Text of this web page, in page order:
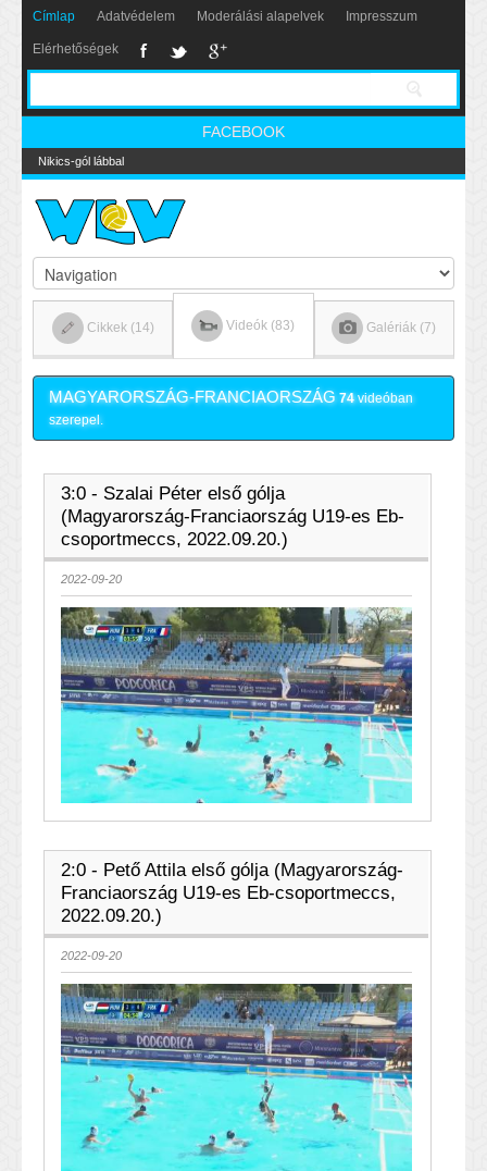
Címlap Adatvédelem Moderálási alapelvek Impresszum
Elérhetőségek
FACEBOOK
Nikics-gól lábbal
Cikkek (14) Videók (83) Galériák (7)
MAGYARORSZÁG-FRANCIAORSZÁG 74videóban
szerepel.
3:0 - Szalai Péter első gólja
(Magyarország-Franciaország U19-es Eb-
csoportmeccs, 2022.09.20.)
2022-09-20
2:0 - Pető Attila első gólja (Magyarország-
Franciaország U19-es Eb-csoportmeccs,
2022.09.20.)
2022-09-20